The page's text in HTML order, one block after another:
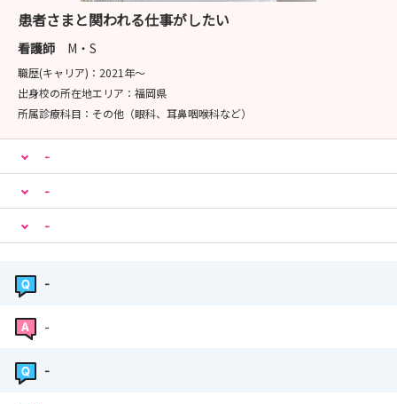
・共和会地域リハビリテーションセンター
より安心により生き生きとした生活を目指し、在宅
ケアサービスを越えた地域リハ活動の拠点
患者さまと関われる仕事がしたい
看護師 M・S
職歴(キャリア)： 2021年〜
出身校の所在地エリア： 福岡県
所属診療科目： その他（眼科、耳鼻咽喉科など）
-
-
-
-
-
-